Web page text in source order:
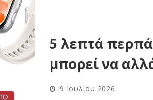
5 λεπτά
μπορεί να
9 Ιουλίου 2026